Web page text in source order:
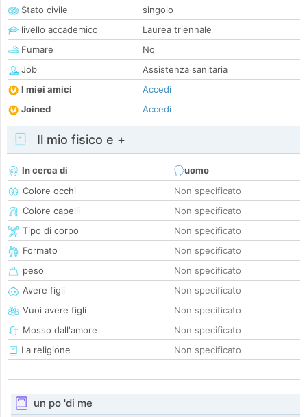
Stato civile
singolo
livello accademico
Laurea triennale
Fumare
No
Job
Assistenza sanitaria
I miei amici
Accedi
Joined
Accedi
Il mio fisico e +
In cerca di
uomo
Colore occhi
Non specificato
Colore capelli
Non specificato
Tipo di corpo
Non specificato
Formato
Non specificato
peso
Non specificato
Avere figli
Non specificato
Vuoi avere figli
Non specificato
Mosso dall'amore
Non specificato
La religione
Non specificato
un po 'di me